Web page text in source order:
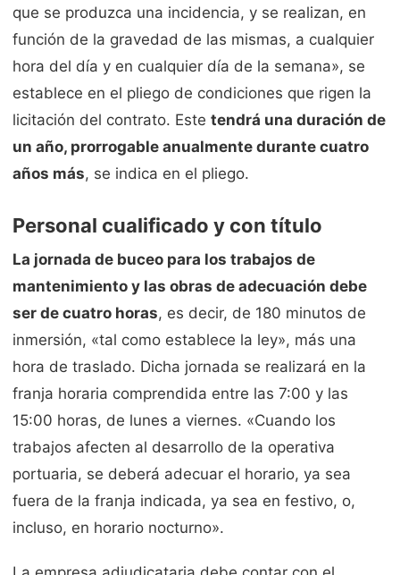
que se produzca una incidencia, y se realizan, en
función de la gravedad de las mismas, a cualquier
hora del día y en cualquier día de la semana», se
establece en el pliego de condiciones que rigen la
licitación del contrato. Este tendrá una duración de
un año, prorrogable anualmente durante cuatro
años más, se indica en el pliego.
Personal cualificado y con título
La jornada de buceo para los trabajos de
mantenimiento y las obras de adecuación debe
ser de cuatro horas, es decir, de 180 minutos de
inmersión, «tal como establece la ley», más una
hora de traslado. Dicha jornada se realizará en la
franja horaria comprendida entre las 7:00 y las
15:00 horas, de lunes a viernes. «Cuando los
trabajos afecten al desarrollo de la operativa
portuaria, se deberá adecuar el horario, ya sea
fuera de la franja indicada, ya sea en festivo, o,
incluso, en horario nocturno».